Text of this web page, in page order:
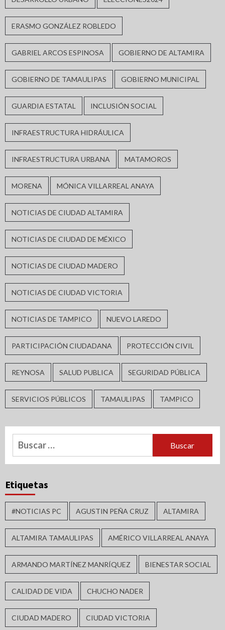
ERASMO GONZÁLEZ ROBLEDO
GABRIEL ARCOS ESPINOSA GOBIERNO DE ALTAMIRA
GOBIERNO DE TAMAULIPAS GOBIERNO MUNICIPAL
GUARDIA ESTATAL INCLUSIÓN SOCIAL
INFRAESTRUCTURA HIDRÁULICA
INFRAESTRUCTURA URBANA MATAMOROS
MORENA MÓNICA VILLARREAL ANAYA
NOTICIAS DE CIUDAD ALTAMIRA
NOTICIAS DE CIUDAD DE MÉXICO
NOTICIAS DE CIUDAD MADERO
NOTICIAS DE CIUDAD VICTORIA
NOTICIAS DE TAMPICO NUEVO LAREDO
PARTICIPACIÓN CIUDADANA PROTECCIÓN CIVIL
REYNOSA SALUD PUBLICA SEGURIDAD PÚBLICA
SERVICIOS PÚBLICOS TAMAULIPAS TAMPICO
Buscar:
Etiquetas
#NOTICIAS PC AGUSTIN PEÑA CRUZ ALTAMIRA
ALTAMIRA TAMAULIPAS AMÉRICO VILLARREAL ANAYA
ARMANDO MARTÍNEZ MANRÍQUEZ BIENESTAR SOCIAL
CALIDAD DE VIDA CHUCHO NADER
CIUDAD MADERO CIUDAD VICTORIA